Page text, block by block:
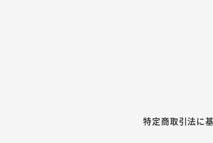
特定商取引法に